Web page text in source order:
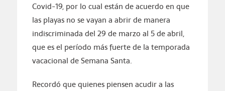
Covid-19, por lo cual están de acuerdo en que
las playas no se vayan a abrir de manera
indiscriminada del 29 de marzo al 5 de abril,
que es el período más fuerte de la temporada
vacacional de Semana Santa.
Recordó que quienes piensen acudir a las